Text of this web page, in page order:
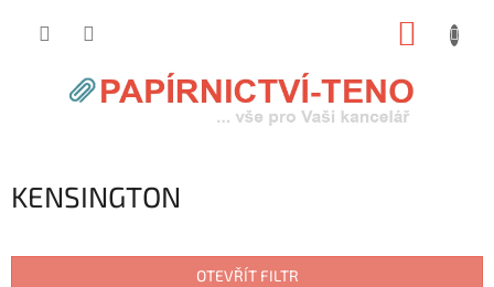
KENSINGTON
OTEVŘÍT FILTR